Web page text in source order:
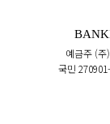
예금주 (주
국민